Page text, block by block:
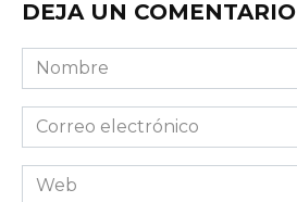
DEJA UN COMENTARIO
Nombre
Correo
electrónico
Web